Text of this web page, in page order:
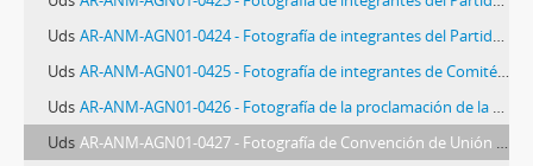
Uds AR-ANM-AGN01-0424 - Fotografía de integrantes del Partido Peronista Femenino
Uds AR-ANM-AGN01-0425 - Fotografía de integrantes de Comité Radical
Uds AR-ANM-AGN01-0426 - Fotografía de la proclamación de la candidatura de Roque Sáenz Peña
Uds AR-ANM-AGN01-0427 - Fotografía de Convención de Unión Cívica Radical